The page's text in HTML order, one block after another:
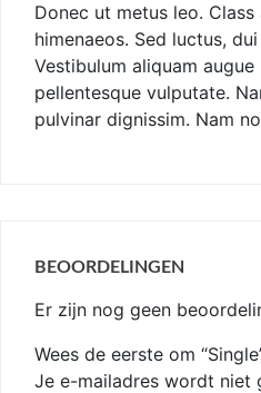
Donec ut metus leo.
himenaeos. Sed luctus,
Vestibulum aliquam
pellentesque vulputate.
pulvinar dignissim. Nam
BEOORDELINGEN
Er zijn nog geen
Wees de eerste om
Je e-mailadres wordt niet